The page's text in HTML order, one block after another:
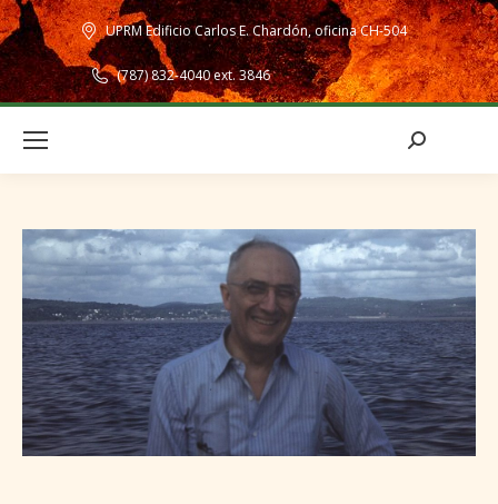
UPRM Edificio Carlos E. Chardón, oficina CH-504
(787) 832-4040 ext. 3846
Search: